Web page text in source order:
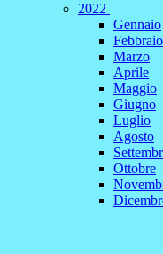
2022
Gennaio
Febbraio
Marzo
Aprile
Maggio
Giugno
Luglio
Agosto
Ottobre